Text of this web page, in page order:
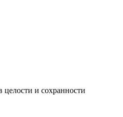
целости и сохранности